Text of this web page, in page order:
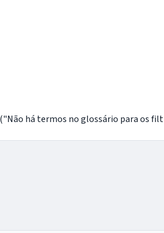
há termos no glossário para os